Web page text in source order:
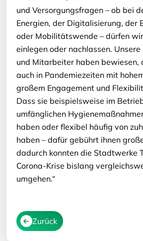
und Versorgungsfragen – ob bei
Energien, der Digitalisierung, der
oder Mobilitätswende – dürfen
einlegen oder nachlassen.
und Mitarbeiter haben bewiesen,
auch in Pandemiezeiten mit
großem Engagement und
Dass sie beispielsweise im
umfänglichen
haben oder flexibel häufig von
haben – dafür gebührt ihnen
dadurch konnten die Stadtwerke
Corona-Krise bislang
umgehen.“
Zurück